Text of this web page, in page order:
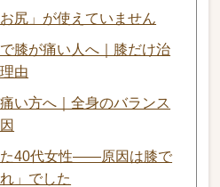
尻」が使えていません
膝が痛い人へ｜膝だけ治
由
い方へ｜全身のバランス
た40代女性——原因は膝で
」でした